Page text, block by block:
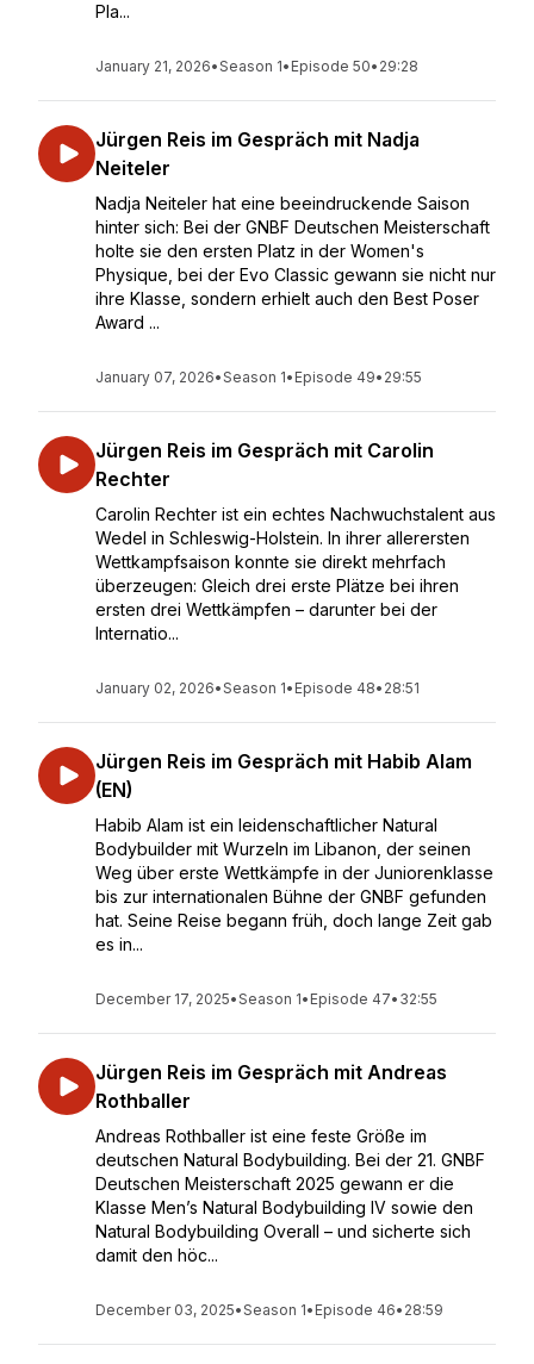
Pla...
January 21, 2026•Season 1• Episode 50• 29:28
Jürgen Reis im Gespräch mit Nadja
Neiteler
Nadja Neiteler hat eine beeindruckende Saison
hinter sich: Bei der GNBF Deutschen Meisterschaft
holte sie den ersten Platz in der Women's
Physique, bei der Evo Classic gewann sie nicht nur
ihre Klasse, sondern erhielt auch den Best Poser
Award ...
January 07, 2026•Season 1• Episode 49• 29:55
Jürgen Reis im Gespräch mit Carolin
Rechter
Carolin Rechter ist ein echtes Nachwuchstalent aus
Wedel in Schleswig-Holstein. In ihrer allerersten
Wettkampfsaison konnte sie direkt mehrfach
überzeugen: Gleich drei erste Plätze bei ihren
ersten drei Wettkämpfen – darunter bei der
Internatio...
January 02, 2026•Season 1• Episode 48• 28:51
Jürgen Reis im Gespräch mit Habib Alam
(EN)
Habib Alam ist ein leidenschaftlicher Natural
Bodybuilder mit Wurzeln im Libanon, der seinen
Weg über erste Wettkämpfe in der Juniorenklasse
bis zur internationalen Bühne der GNBF gefunden
hat. Seine Reise begann früh, doch lange Zeit gab
es in...
December 17, 2025•Season 1• Episode 47• 32:55
Jürgen Reis im Gespräch mit Andreas
Rothballer
Andreas Rothballer ist eine feste Größe im
deutschen Natural Bodybuilding. Bei der 21. GNBF
Deutschen Meisterschaft 2025 gewann er die
Klasse Men’s Natural Bodybuilding IV sowie den
Natural Bodybuilding Overall – und sicherte sich
damit den höc...
December 03, 2025•Season 1• Episode 46• 28:59